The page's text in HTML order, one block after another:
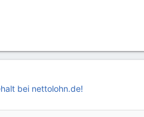
bei nettolohn.de!